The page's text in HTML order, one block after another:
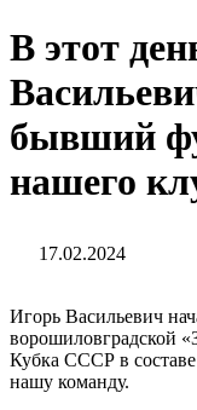
В этот
бывший
нашего
17.02.2024
Игорь Васильевич
ворошиловградской
Кубка СССР в
нашу команду.